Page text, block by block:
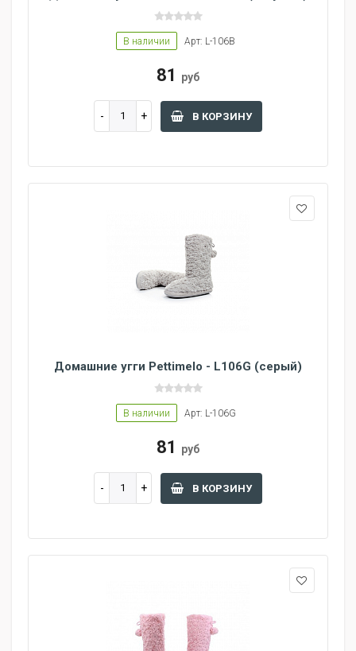
В наличии Арт: L-106B
81 руб
В КОРЗИНУ
Домашние угги Pettimelo - L106G (серый)
В наличии Арт: L-106G
81 руб
В КОРЗИНУ